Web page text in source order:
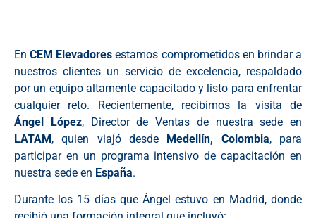
EnCEM Elevadores estamos comprometidos en brindar a
nuestros clientes un servicio de excelencia, respaldado
por un equipo altamente capacitado y listo para enfrentar
cualquier reto. Recientemente, recibimos la visita de
Ángel López, Director de Ventas de nuestra sede en
LATAM, quien viajó desde Medellín, Colombia, para
participar en un programa intensivo de capacitación en
nuestra sede en España.
Durante los 15 días que Ángel estuvo en Madrid, donde